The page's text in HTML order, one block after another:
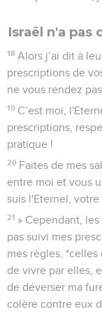
Israël n'a pas
18 Alors j’ai dit à
prescriptions de
ne vous rendez
19 C’est moi,
prescriptions,
pratique !
20 Faites de mes
entre moi et vous
suis l'Eternel, votre
21 » Cependant,
pas suivi mes
mes règles,
de vivre par elles,
de déverser ma
colère contre eux